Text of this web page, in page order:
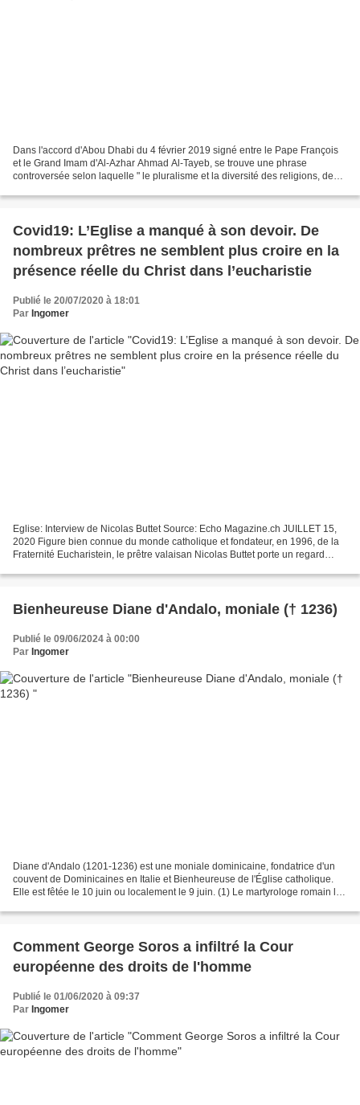
Dans l'accord d'Abou Dhabi du 4 février 2019 signé entre le Pape François
et le Grand Imam d'Al-Azhar Ahmad Al-Tayeb, se trouve une phrase
controversée selon laquelle " le pluralisme et la diversité des religions, des
Covid19: L’Eglise a manqué à son devoir. De
nombreux prêtres ne semblent plus croire en la
présence réelle du Christ dans l’eucharistie
Publié le 20/07/2020 à 18:01
Par Ingomer
Eglise: Interview de Nicolas Buttet Source: Echo Magazine.ch JUILLET 15,
2020 Figure bien connue du monde catholique et fondateur, en 1996, de la
Fraternité Eucharistein, le prêtre valaisan Nicolas Buttet porte un regard
Bienheureuse Diane d'Andalo, moniale († 1236)
Publié le 09/06/2024 à 00:00
Par Ingomer
Diane d'Andalo (1201-1236) est une moniale dominicaine, fondatrice d'un
couvent de Dominicaines en Italie et Bienheureuse de l'Église catholique.
Elle est fêtée le 10 juin ou localement le 9 juin. (1) Le martyrologe romain la
Comment George Soros a infiltré la Cour
européenne des droits de l'homme
Publié le 01/06/2020 à 09:37
Par Ingomer